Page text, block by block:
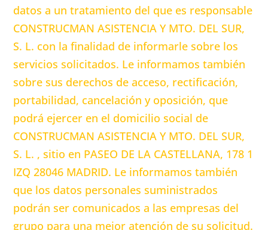
datos a un tratamiento del que es responsable
CONSTRUCMAN ASISTENCIA Y MTO. DEL SUR,
S. L. con la finalidad de informarle sobre los
servicios solicitados. Le informamos también
sobre sus derechos de acceso, rectificación,
portabilidad, cancelación y oposición, que
podrá ejercer en el domicilio social de
CONSTRUCMAN ASISTENCIA Y MTO. DEL SUR,
S. L. , sitio en PASEO DE LA CASTELLANA, 178 1
IZQ 28046 MADRID. Le informamos también
que los datos personales suministrados
podrán ser comunicados a las empresas del
grupo para una mejor atención de su solicitud.